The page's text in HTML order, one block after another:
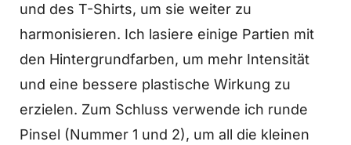
und des T-Shirts, um sie weiter zu
harmonisieren. Ich lasiere einige Partien mit
den Hintergrundfarben, um mehr Intensität
und eine bessere plastische Wirkung zu
erzielen. Zum Schluss verwende ich runde
Pinsel (Nummer 1 und 2), um all die kleinen